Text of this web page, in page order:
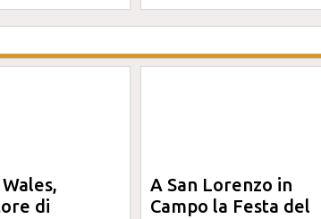
di
A San Lorenzo in
Campo la Festa del